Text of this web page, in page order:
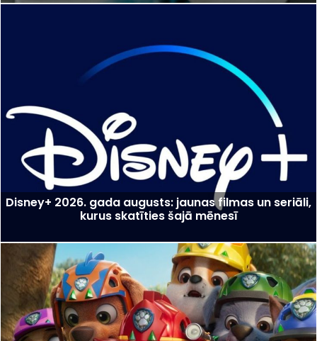
Disney+ 2026. gada augusts: jaunas filmas un seriāli,
kurus skatīties šajā mēnesī